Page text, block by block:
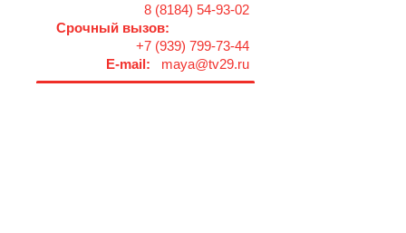
8 (8184) 54-93-02
Срочный вызов:
+7 (939) 799-73-44
E-mail: maya@tv29.ru